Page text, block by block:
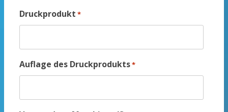
Druckprodukt *
Auflage des Druckprodukts*